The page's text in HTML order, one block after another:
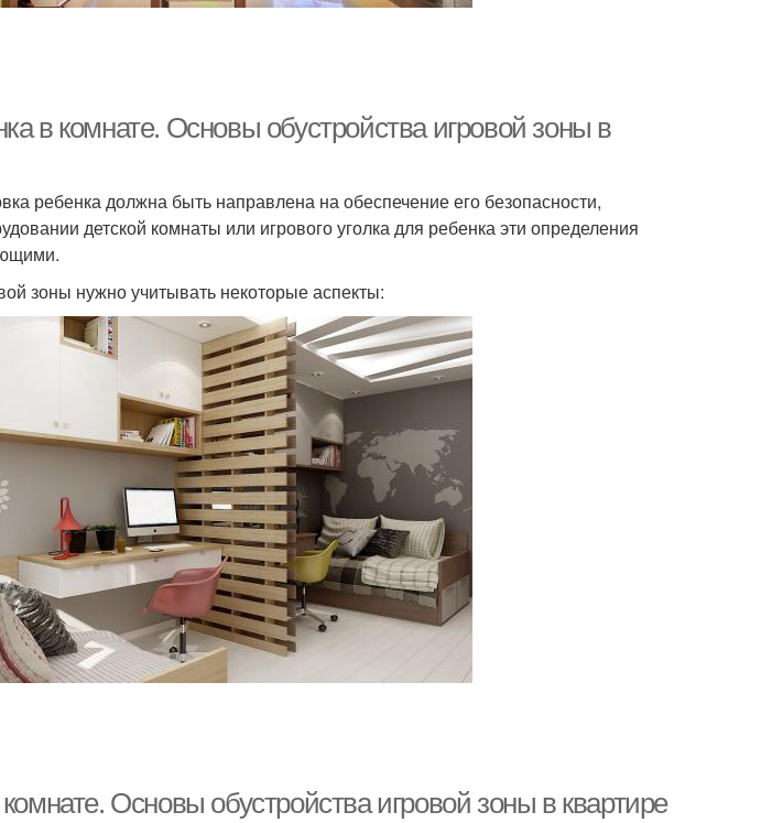
в комнате. Основы обустройства игровой зоны в
ребенка должна быть направлена на обеспечение его безопасности,
детской комнаты или игрового уголка для ребенка эти определения
зоны нужно учитывать некоторые аспекты:
Основы обустройства игровой зоны в квартире